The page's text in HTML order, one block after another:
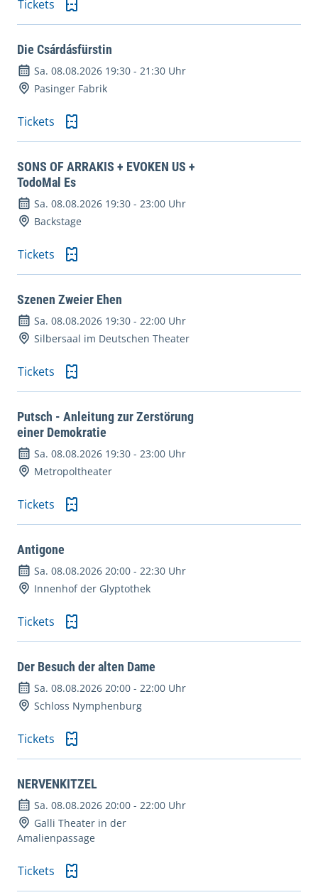
Tickets
Die Csárdásfürstin
Sa. 08.08.2026 19:30 - 21:30 Uhr
Pasinger Fabrik
Tickets
SONS OF ARRAKIS + EVOKEN US +
TodoMal Es
Sa. 08.08.2026 19:30 - 23:00 Uhr
Backstage
Tickets
Szenen Zweier Ehen
Sa. 08.08.2026 19:30 - 22:00 Uhr
Silbersaal im Deutschen Theater
Tickets
Putsch - Anleitung zur Zerstörung
einer Demokratie
Sa. 08.08.2026 19:30 - 23:00 Uhr
Metropoltheater
Tickets
Antigone
Sa. 08.08.2026 20:00 - 22:30 Uhr
Innenhof der Glyptothek
Tickets
Der Besuch der alten Dame
Sa. 08.08.2026 20:00 - 22:00 Uhr
Schloss Nymphenburg
Tickets
NERVENKITZEL
Sa. 08.08.2026 20:00 - 22:00 Uhr
Galli Theater in der
Amalienpassage
Tickets